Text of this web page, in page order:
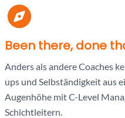
Been there, done
Anders als andere Coaches
ups und Selbständigkeit aus
Augenhöhe mit C-Level
Schichtleitern.